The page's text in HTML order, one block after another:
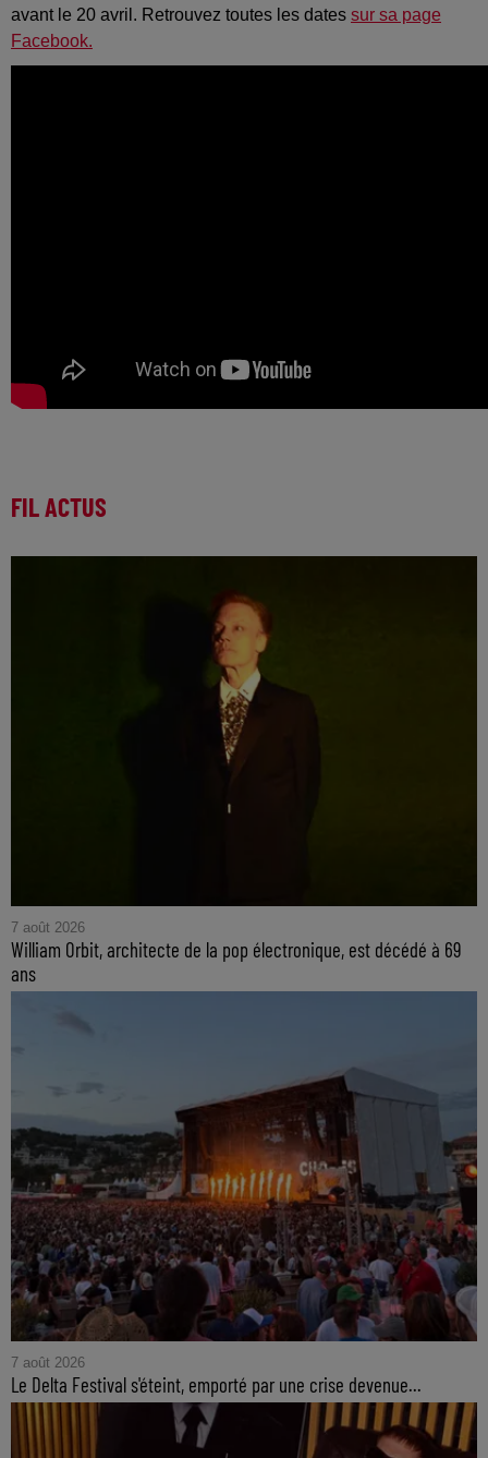
avant le 20 avril. Retrouvez toutes les dates sur sa page
Facebook.
FIL ACTUS
7 août 2026
William Orbit, architecte de la pop électronique, est décédé à 69
ans
7 août 2026
Le Delta Festival s'éteint, emporté par une crise devenue...